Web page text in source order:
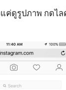
ค่ดูรูปภาพ กดไ